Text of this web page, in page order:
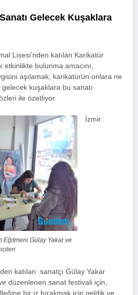
Gelecek Kuşaklara
Lisesi’nden katılan Karikatür
bulunma amacını,
aşılamak, karikatürün onlara ne
kuşaklara bu sanatı
ile özetliyor.
Eğitmeni Gülay Yakar ve
İzmir
katılan sanatçı Gülay Yakar
düzenlenen sanat festivali için,
bir iz bırakmak için geldik ve